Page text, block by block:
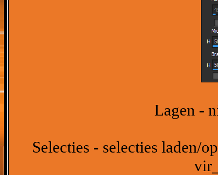
Lagen -
Selecties - selecties laden/